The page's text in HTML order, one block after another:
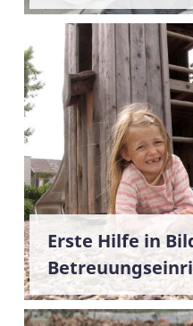
Erste Hilfe in